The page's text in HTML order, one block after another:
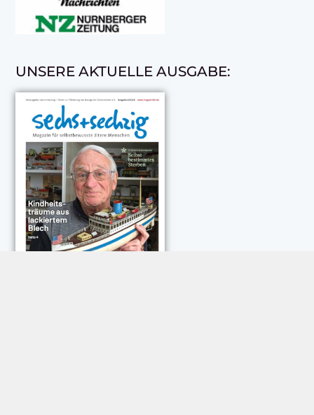
UNSERE AKTUELLE AUSGABE: